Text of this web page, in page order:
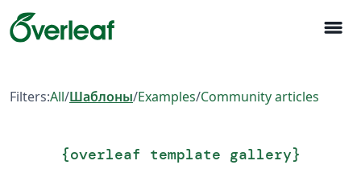
menu
Filters:All/Шаблоны/Examples/Community articles
{overleaf template gallery}